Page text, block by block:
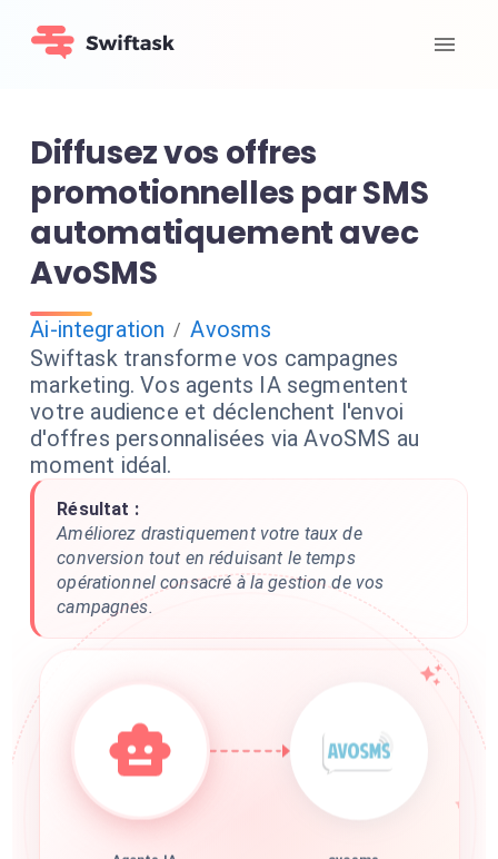
Diffusez vos offres
promotionnelles par SMS
automatiquement avec
AvoSMS
Ai-integration / Avosms
Swiftask transforme vos campagnes
marketing. Vos agents IA segmentent
votre audience et déclenchent l'envoi
d'offres personnalisées via AvoSMS au
moment idéal.
Résultat :
Améliorez drastiquement votre taux de
conversion tout en réduisant le temps
opérationnel consacré à la gestion de vos
campagnes.